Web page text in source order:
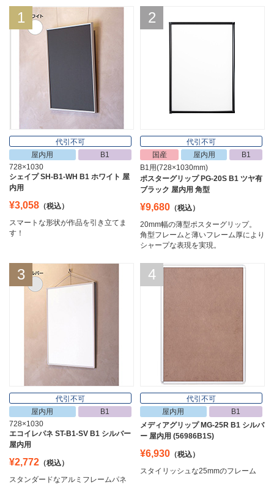
1
代引不可
屋内用
B1
728×1030
シェイプ SH-B1-WH B1 ホワイト 屋
内用
¥3,058 （税込）
スマートな形状が作品を引き立てま
す！
2
代引不可
国産
屋内用
B1
B1用(728×1030mm)
ポスターグリップ PG-20S B1 ツヤ有
ブラック 屋内用 角型
¥9,680 （税込）
20mm幅の薄型ポスターグリップ。
角型フレームと薄いフレーム厚により
シャープな表現を実現。
3
代引不可
屋内用
B1
728×1030
エコイレパネ ST-B1-SV B1 シルバー
屋内用
¥2,772 （税込）
スタンダードなアルミフレームパネ
4
代引不可
屋内用
B1
メディアグリップ MG-25R B1 シルバ
ー 屋内用 (56986B1S)
¥6,930 （税込）
スタイリッシュな25mmのフレーム